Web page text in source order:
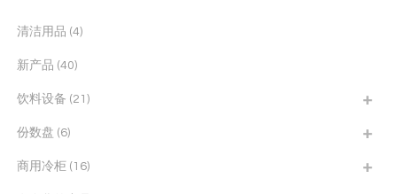
清洁用品 (4)
新产品 (40)
饮料设备 (21)
份数盘 (6)
商用冷柜 (16)